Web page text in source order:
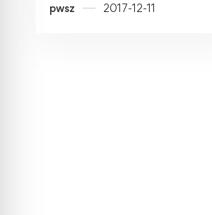
pwsz
2017-12-11